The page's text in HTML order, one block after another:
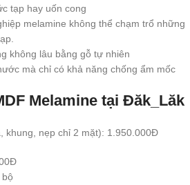
tạp hay uốn cong
melamine không thể chạm trổ những
không lâu bằng gỗ tự nhiên
mà chỉ có khả năng chống ẩm mốc
Melamine tại Đăk_Lăk
khung, nẹp chỉ 2 mặt): 1.950.000Đ